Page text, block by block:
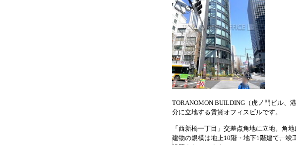
TORANOMON BUILDING（虎ノ門ビル、
分に立地する賃貸オフィスビルです。
「西新橋一丁目」交差点角地に立地。角
建物の規模は地上10階・地下1階建て、竣